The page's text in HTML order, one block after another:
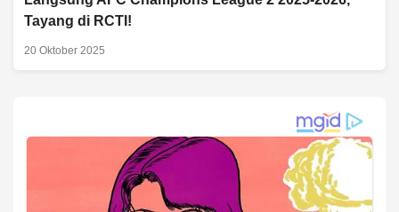
Tayang di RCTI!
20 Oktober 2025